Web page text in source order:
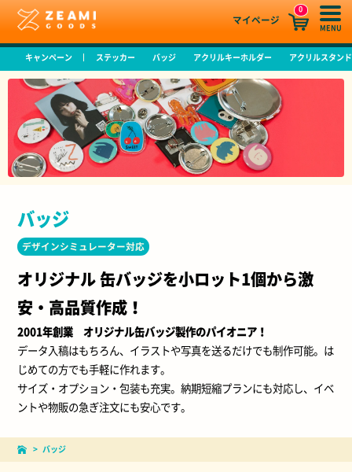
MENU
マイページ
0
キャンペーン ステッカー バッジ アクリルキーホルダー アクリルスタンド
バッジ
デザインシミュレーター対応
オリジナル 缶バッジを小ロット1個から激
安・高品質作成！
2001年創業 オリジナル缶バッジ製作のパイオニア！
データ入稿はもちろん、イラストや写真を送るだけでも制作可能。は
じめての方でも手軽に作れます。
サイズ・オプション・包装も充実。納期短縮プランにも対応し、イベ
ントや物販の急ぎ注文にも安心です。
バッジ